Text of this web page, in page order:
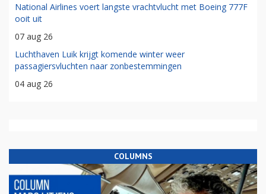
National Airlines voert langste vrachtvlucht met Boeing 777F
ooit uit
07 aug 26
Luchthaven Luik krijgt komende winter weer
passagiersvluchten naar zonbestemmingen
04 aug 26
COLUMNS